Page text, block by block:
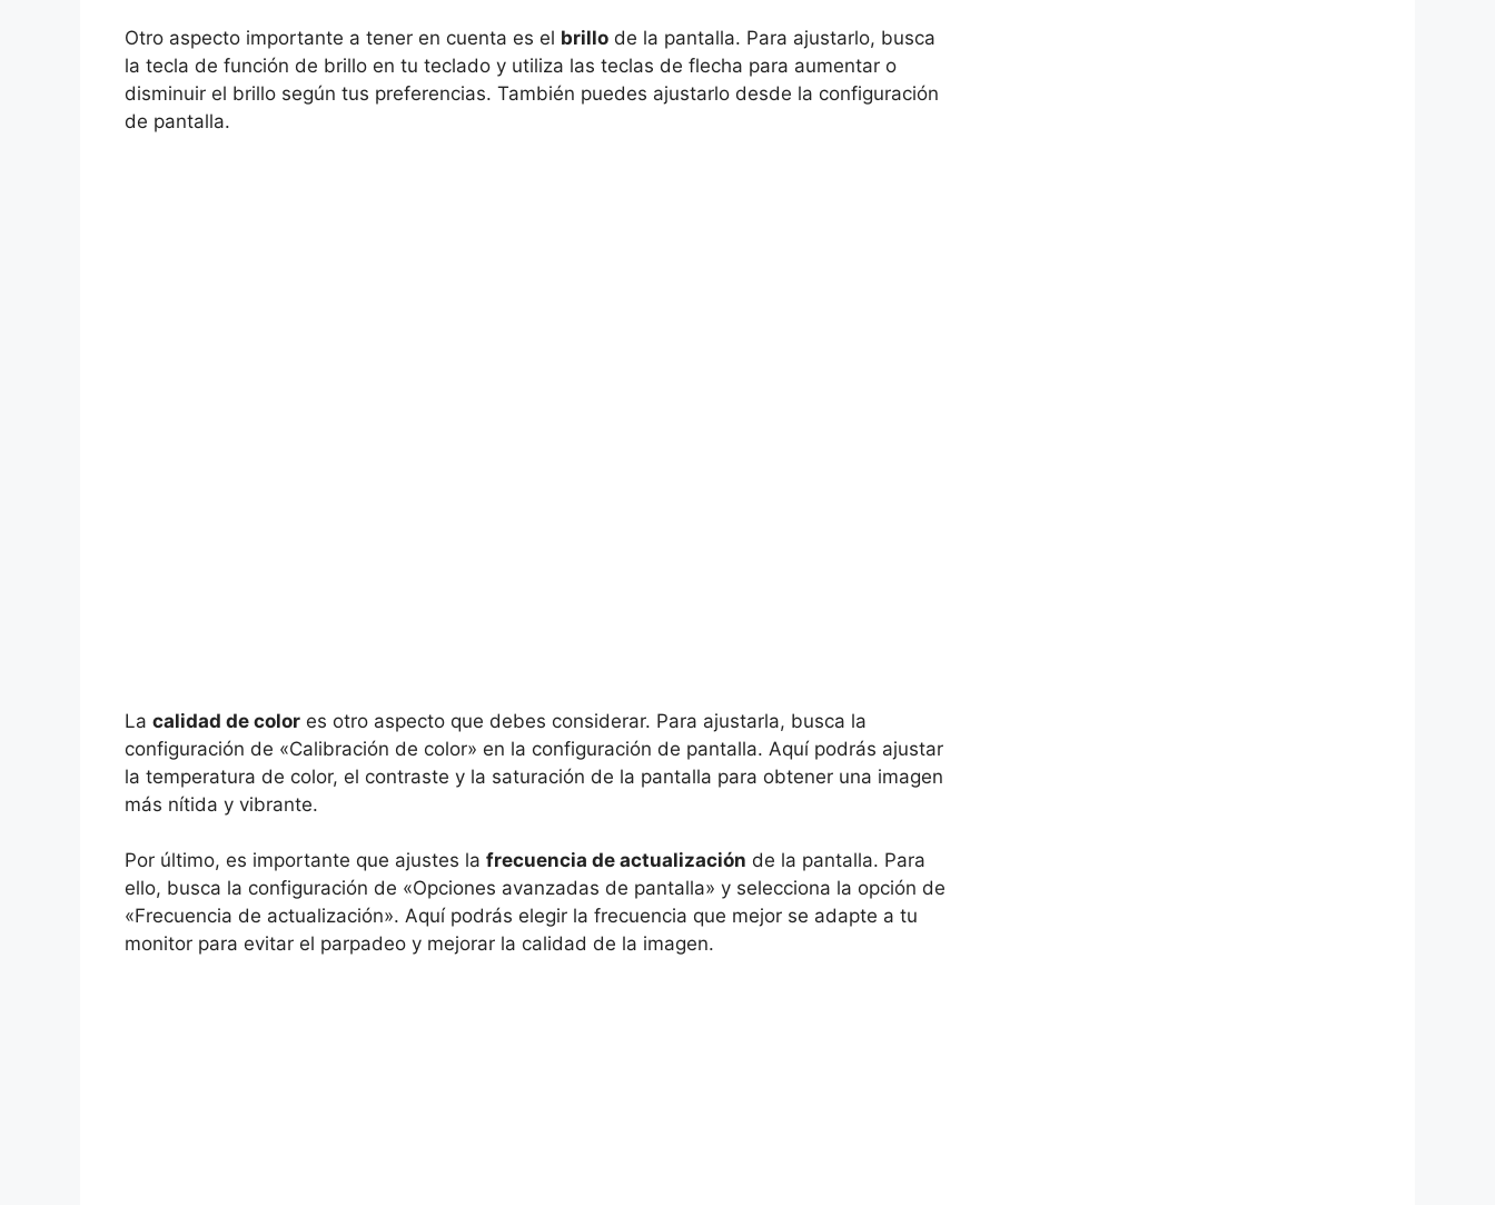
Otro aspecto importante a tener en cuenta es el brillo de la pantalla. Para ajustarlo, busca
la tecla de función de brillo en tu teclado y utiliza las teclas de flecha para aumentar o
disminuir el brillo según tus preferencias. También puedes ajustarlo desde la configuración
de pantalla.
La calidad de color es otro aspecto que debes considerar. Para ajustarla, busca la
configuración de «Calibración de color» en la configuración de pantalla. Aquí podrás ajustar
la temperatura de color, el contraste y la saturación de la pantalla para obtener una imagen
más nítida y vibrante.
Por último, es importante que ajustes la frecuencia de actualización de la pantalla. Para
ello, busca la configuración de «Opciones avanzadas de pantalla» y selecciona la opción de
«Frecuencia de actualización». Aquí podrás elegir la frecuencia que mejor se adapte a tu
monitor para evitar el parpadeo y mejorar la calidad de la imagen.